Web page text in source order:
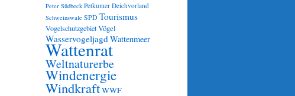
Peter Südbeck Petkumer Deichvorland
Schweinswale SPDTourismus
VogelschutzgebietVögel
WasservogeljagdWattenmeer
Wattenrat
Weltnaturerbe
Windenergie
WindkraftWWF